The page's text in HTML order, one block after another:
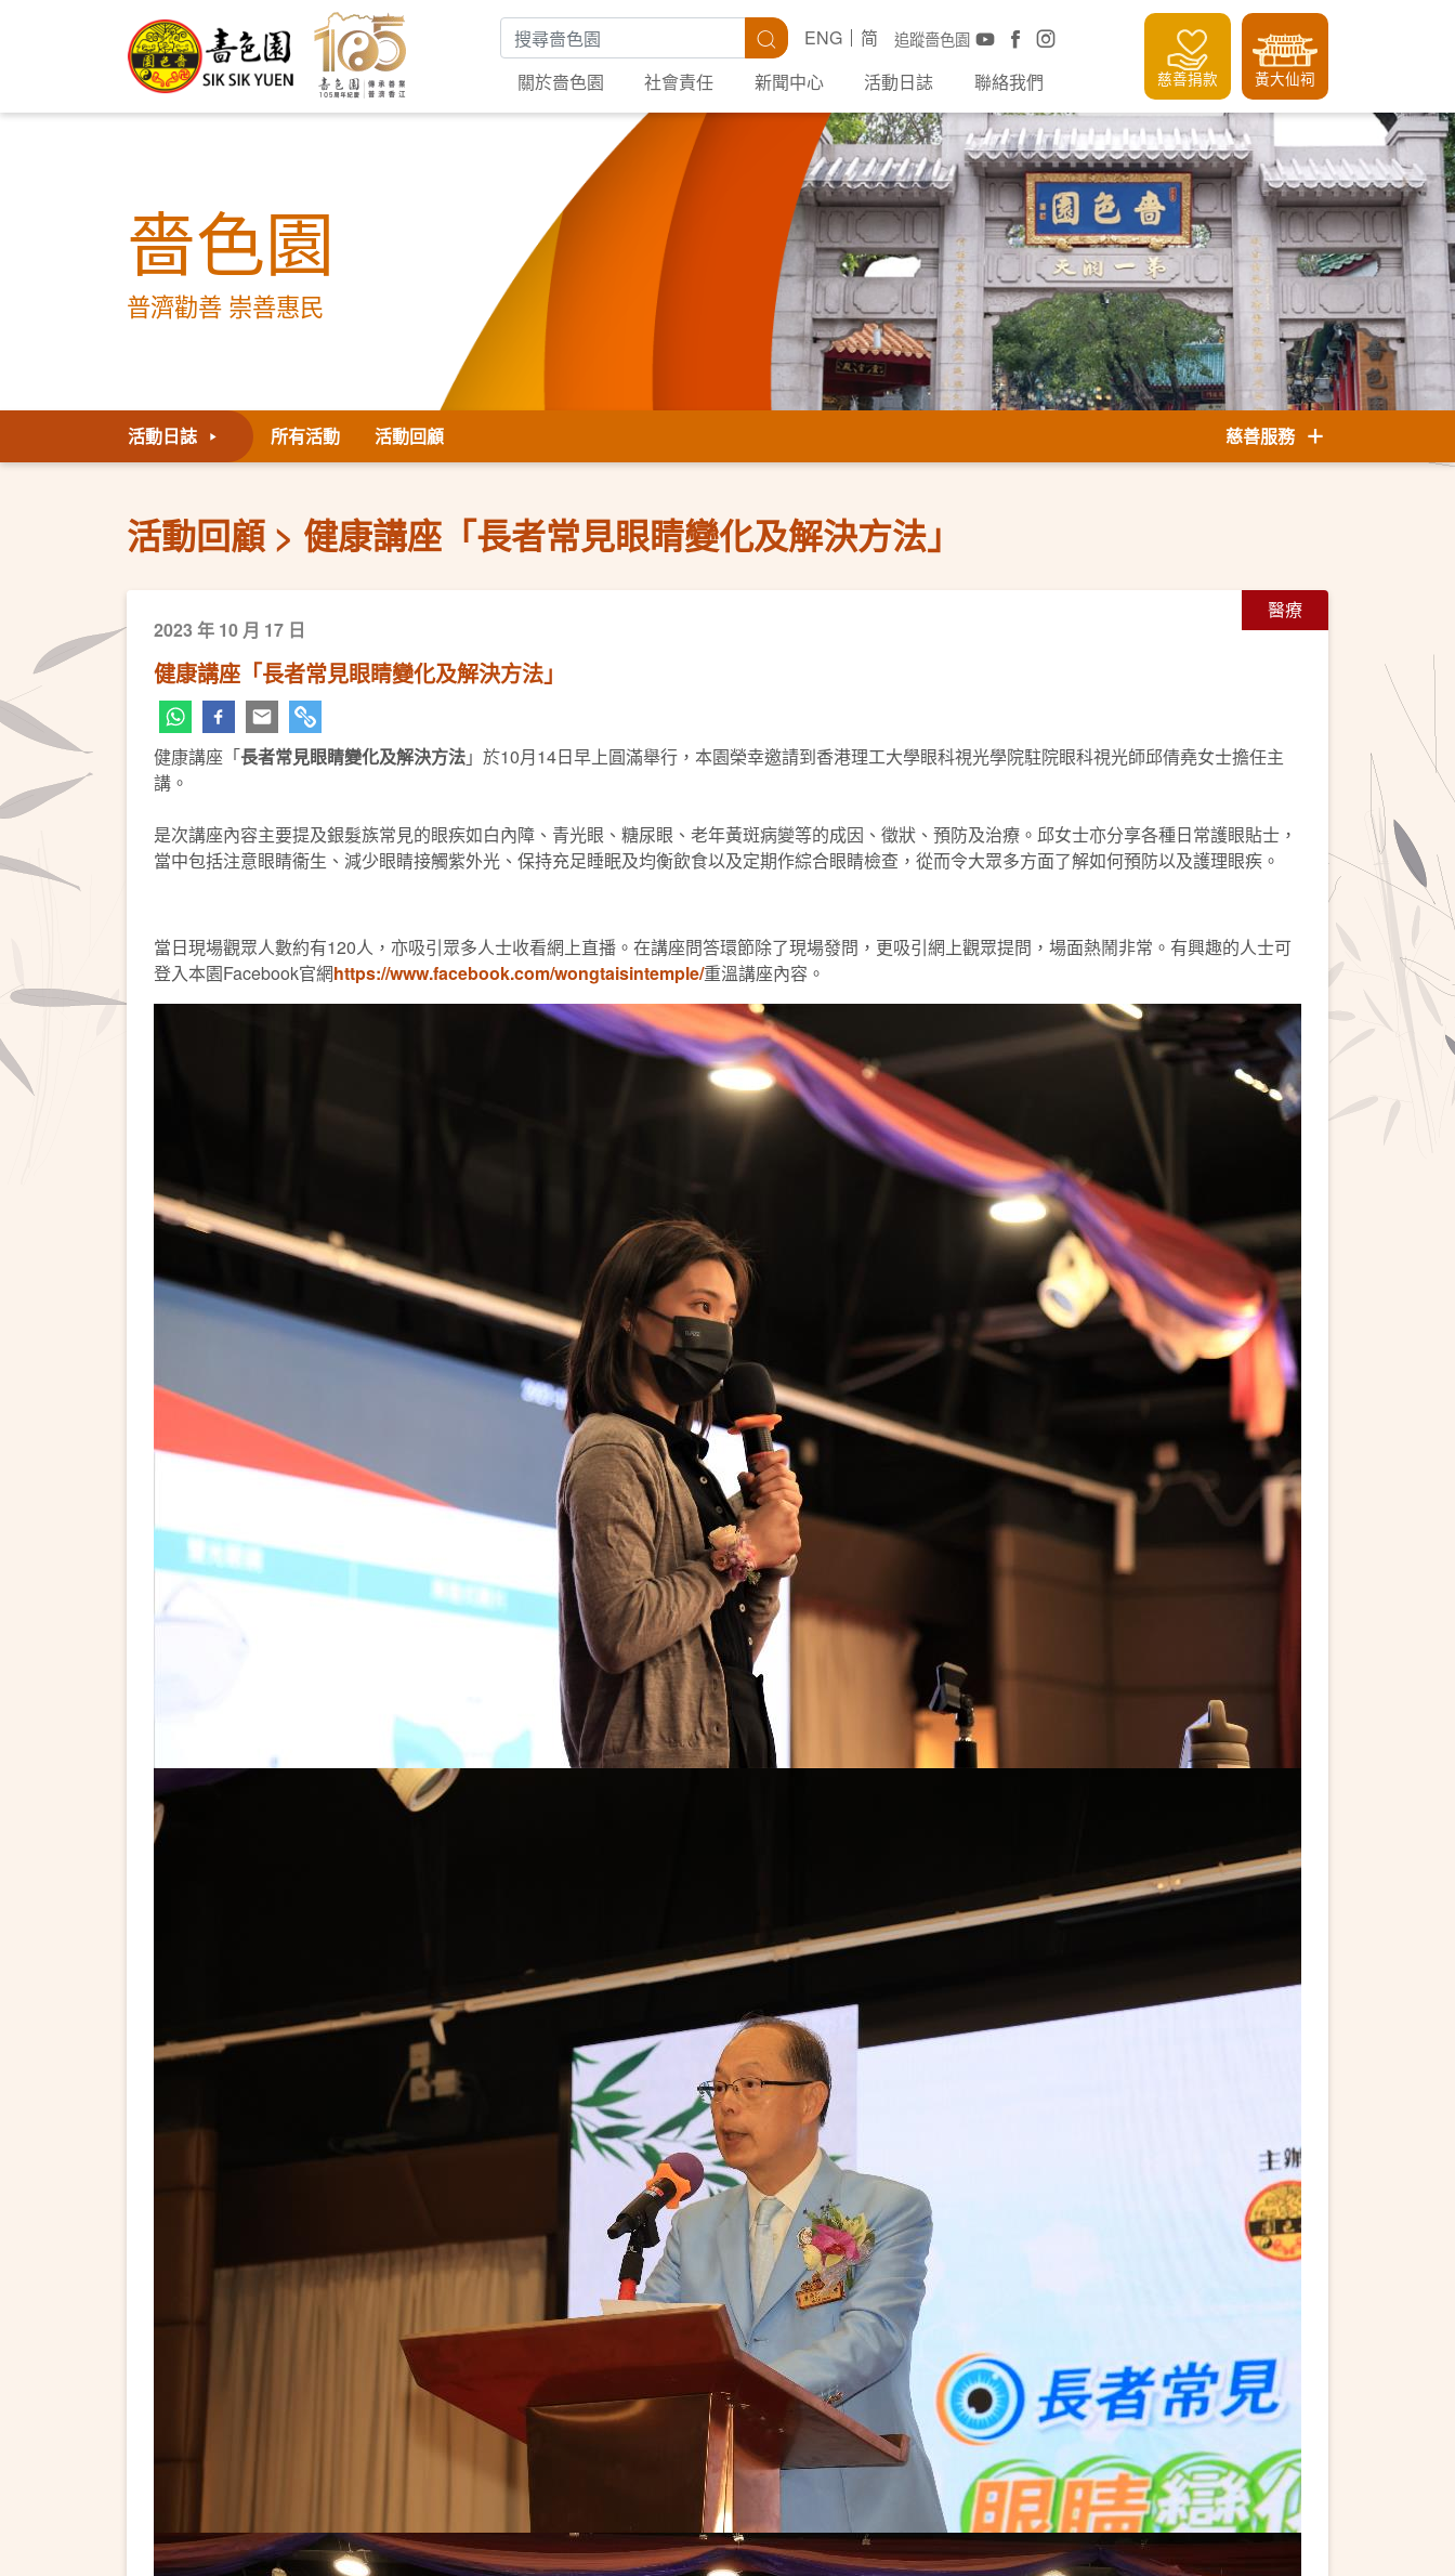
搜尋關鍵字 搜尋 追蹤嗇色園
ENG
简
關於嗇色園
社會責任 新聞中心 活動日誌 聯絡我們 慈善捐款 黃大仙祠
嗇色園
普濟勸善 崇善惠民
活動日誌 所有活動 活動回顧 慈善服務
活動回顧 健康講座「長者常見眼睛變化及解決方法」
醫療
2023 年 10 月 17 日
健康講座「長者常見眼睛變化及解決方法」
健康講座「長者常見眼睛變化及解決方法」於10月14日早上圓滿舉行，本園榮幸邀請到香港理工大學眼科視光學院駐院眼科視光師邱倩堯女士擔任主
講。
是次講座內容主要提及銀髮族常見的眼疾如白內障、青光眼、糖尿眼、老年黃斑病變等的成因、徵狀、預防及治療。邱女士亦分享各種日常護眼貼士，
當中包括注意眼睛衞生、減少眼睛接觸紫外光、保持充足睡眠及均衡飲食以及定期作綜合眼睛檢查，從而令大眾多方面了解如何預防以及護理眼疾。
當日現場觀眾人數約有120人，亦吸引眾多人士收看網上直播。在講座問答環節除了現場發問，更吸引網上觀眾提問，場面熱鬧非常。有興趣的人士可
登入本園Facebook官網https://www.facebook.com/wongtaisintemple/重溫講座內容。